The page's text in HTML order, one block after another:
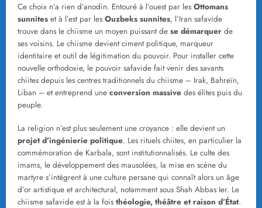
Ce choix n’a rien d’anodin. Entouré à l’ouest par les Ottomans
sunnites et à l’est par les Ouzbeks sunnites, l’Iran safavide
trouve dans le chiisme un moyen puissant de se démarquer de
ses voisins. Le chiisme devient ciment politique, marqueur
identitaire et outil de légitimation du pouvoir. Pour installer cette
nouvelle orthodoxie, le pouvoir safavide fait venir des savants
chiites depuis les centres traditionnels du chiisme – Irak, Bahreïn,
Liban – et entreprend une conversion massive des élites puis du
peuple.
La religion n’est plus seulement une croyance : elle devient un
projet d’ingénierie politique. Les rituels chiites, en particulier la
commémoration de Karbala, sont institutionnalisés. Le culte des
imams, le développement des mausolées, la mise en scène du
martyre s’intègrent à une culture persane qui connaît alors un âge
d’or artistique et architectural, notamment sous Shah Abbas Ier. Le
chiisme safavide est à la fois théologie, théâtre et raison d’État.